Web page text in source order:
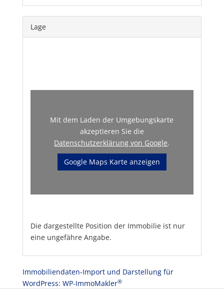
Lage
Mit dem Laden der Umgebungskarte
akzeptieren Sie die
Datenschutzerklärung von Google.
Google Maps Karte anzeigen
Die dargestellte Position der Immobilie ist nur
eine ungefähre Angabe.
Immobiliendaten-Import und Darstellung für
WordPress: WP-ImmoMakler®